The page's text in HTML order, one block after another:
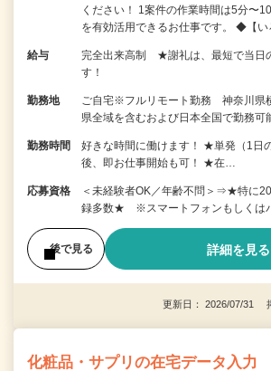
ください！ 1案件の作業時間は5分〜
を有効活用できるお仕事です。 ◆【い
給与
完全出来高制 ★謝礼は、最短で当日
す！
勤務地
ご自宅※フルリモート勤務 神奈川県
県全域を含むおよび日本全国で勤務可
勤務時間
好きな時間に働けます！ ★単発（1日
後、即お仕事開始も可！ ★在…
応募資格
＜未経験者OK／年齢不問＞⇒★特に
録多数★ ※スマートフォンもしくは
後で見る 詳細を見る
更新日： 2026/07/31
化粧品・サプリの在宅データ入力